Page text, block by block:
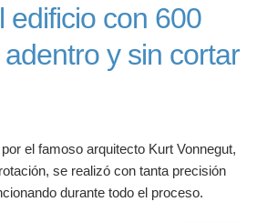
edificio con 600
y sin cortar
el famoso arquitecto Kurt Vonnegut,
se realizó con tanta precisión
durante todo el proceso.